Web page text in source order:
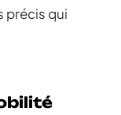
précis qui